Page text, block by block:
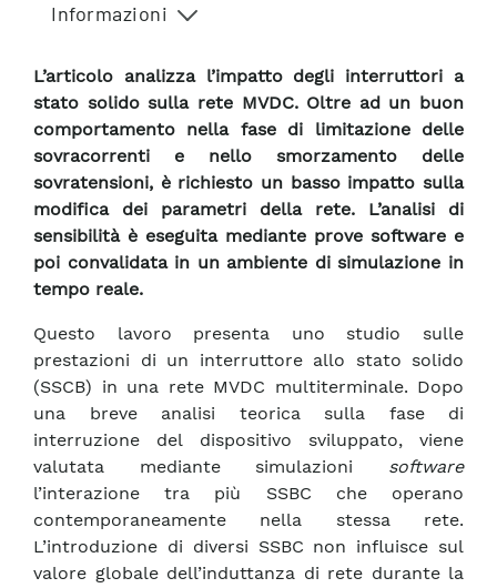
Informazioni
L’articolo analizza l’impatto degli interruttori a
stato solido sulla rete MVDC. Oltre ad un buon
comportamento nella fase di limitazione delle
sovracorrenti e nello smorzamento delle
sovratensioni, è richiesto un basso impatto sulla
modifica dei parametri della rete. L’analisi di
sensibilità è eseguita mediante prove software e
poi convalidata in un ambiente di simulazione in
tempo reale.
Questo lavoro presenta uno studio sulle
prestazioni di un interruttore allo stato solido
(SSCB) in una rete MVDC multiterminale. Dopo
una breve analisi teorica sulla fase di
interruzione del dispositivo sviluppato, viene
valutata mediante simulazioni software
l’interazione tra più SSBC che operano
contemporaneamente nella stessa rete.
L’introduzione di diversi SSBC non influisce sul
valore globale dell’induttanza di rete durante la